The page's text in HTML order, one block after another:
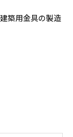
築用金具の製造